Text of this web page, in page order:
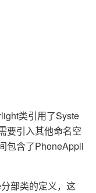
类引用了Syste
要引入其他命名空
包含了PhoneAppli
部类的定义，这